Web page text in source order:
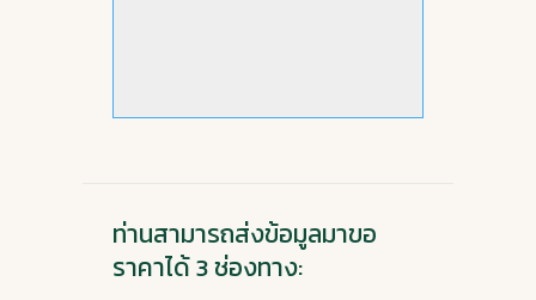
ท่านสามารถส่งข้อมูลมาขอ
ราคาได้ 3 ช่องทาง: